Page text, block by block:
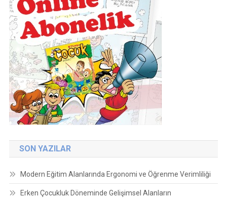
SON YAZILAR
Modern Eğitim Alanlarında Ergonomi ve Öğrenme Verimliliği
Erken Çocukluk Döneminde Gelişimsel Alanların